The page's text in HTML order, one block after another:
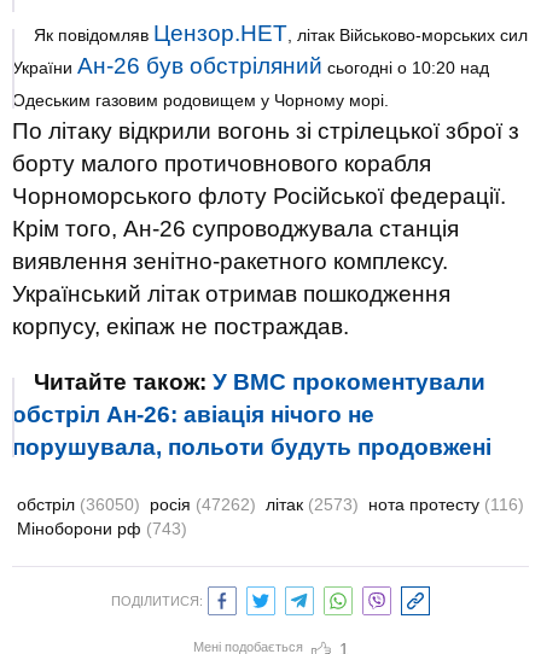
Як повідомляв Цензор.НЕТ , літак Військово-морських сил
України Ан-26 був обстріляний сьогодні о 10:20 над
Одеським газовим родовищем у Чорному морі.
По літаку відкрили вогонь зі стрілецької зброї з
борту малого протичовнового корабля
Чорноморського флоту Російської федерації.
Крім того, Ан-26 супроводжувала станція
виявлення зенітно-ракетного комплексу.
Український літак отримав пошкодження
корпусу, екіпаж не постраждав.
Читайте також: У ВМС прокоментували
обстріл Ан-26: авіація нічого не
порушувала, польоти будуть продовжені
обстріл (36050) росія (47262) літак (2573) нота протесту (116)
Міноборони рф (743)
ПОДІЛИТИСЯ:
Мені подобається 1